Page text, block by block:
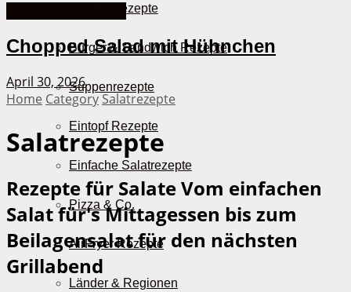
Auflauf Rezepte
Burger & Sandwich Rezepte
Suppenrezepte
Eintopf Rezepte
Einfache Salatrezepte
Pizza & Co.
AirFryer Rezepte
Länder & Regionen
Chopped Salad mit Hühnchen
April 30, 2026
Home Category Salatrezepte
Salatrezepte
Rezepte für SalateVom einfachen
Salat für's Mittagessen bis zum
Beilagensalat für den nächsten
Grillabend